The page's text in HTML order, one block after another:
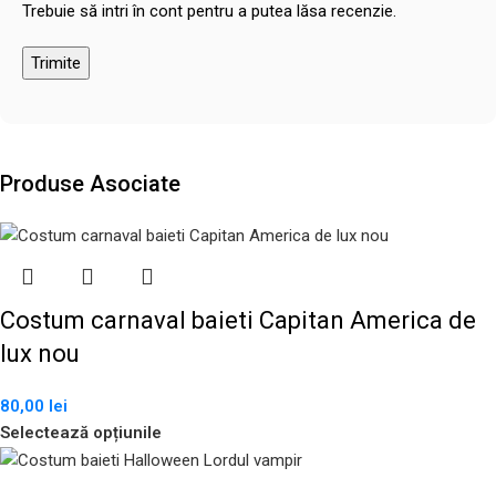
Trebuie să intri în cont pentru a putea lăsa recenzie.
Produse Asociate
Costum carnaval baieti Capitan America de
lux nou
80,00 lei
Selectează opțiunile